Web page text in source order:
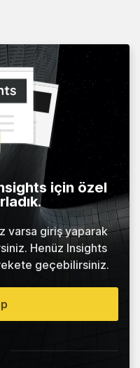
için özel
varsa giriş yaparak
Henüz Insights
geçebilirsiniz.